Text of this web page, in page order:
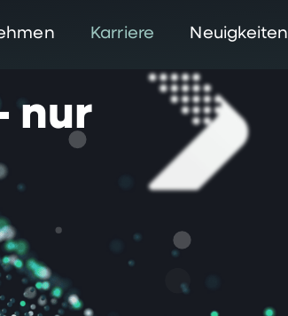
Karriere Neuigkeiten
nur